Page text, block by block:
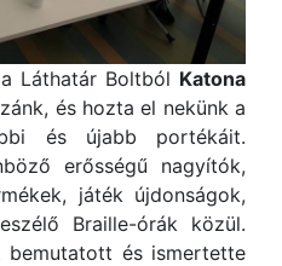
Láthatár Boltból Katona
és hozta el nekünk a
és újabb portékáit.
erősségű nagyítók,
játék újdonságok,
Braille-órák közül.
bemutatott és ismertette